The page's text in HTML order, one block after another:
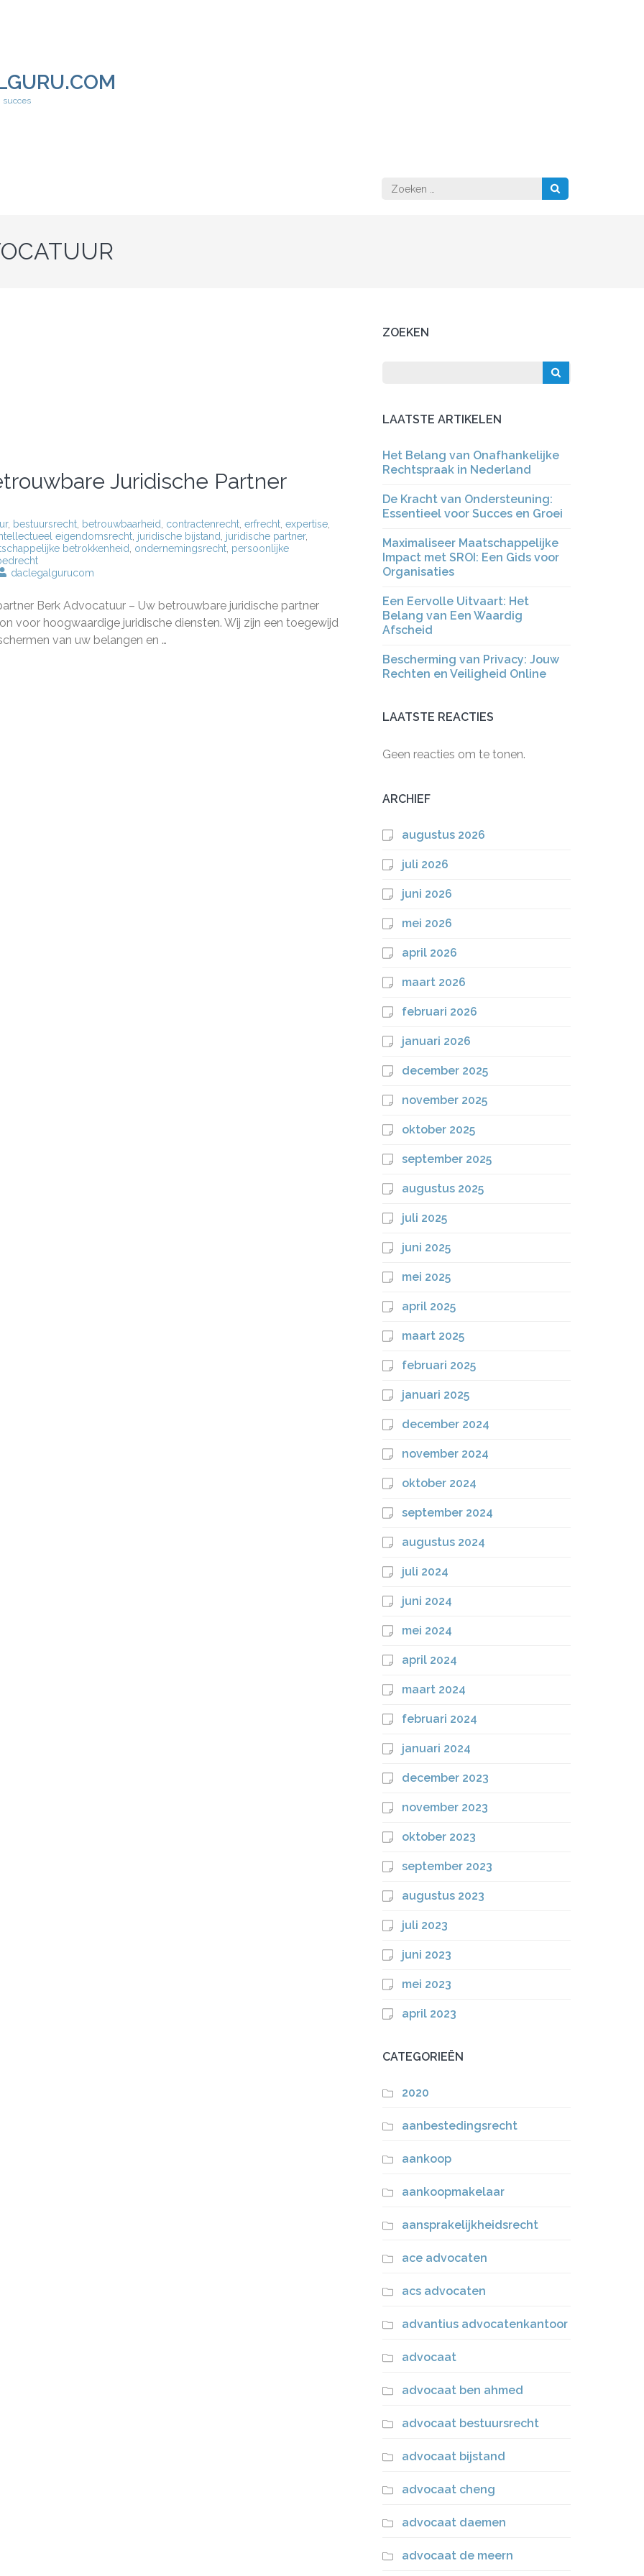
succes
Zoeken
naar:
Juridische Partner
, bestuursrecht betrouwbaarheid contractenrecht erfrecht expertise
eigendomsrecht juridische bijstand juridische partner,
betrokkenheid ondernemingsrecht persoonlijke
daclegalgurucom
Berk Advocatuur – Uw betrouwbare juridische partner
voor hoogwaardige juridische diensten. Wij zijn een toegewijd
van uw belangen en …
ZOEKEN
LAATSTE ARTIKELEN
Het Belang van Onafhankelijke
Rechtspraak in Nederland
De Kracht van Ondersteuning:
Essentieel voor Succes en Groei
Maximaliseer Maatschappelijke
Impact met SROI: Een Gids voor
Organisaties
Een Eervolle Uitvaart: Het
Belang van Een Waardig
Afscheid
Bescherming van Privacy: Jouw
Rechten en Veiligheid Online
LAATSTE REACTIES
Geen reacties om te tonen.
ARCHIEF
augustus 2026
juli 2026
juni 2026
mei 2026
april 2026
maart 2026
februari 2026
januari 2026
december 2025
november 2025
oktober 2025
september 2025
augustus 2025
juli 2025
juni 2025
mei 2025
april 2025
maart 2025
februari 2025
januari 2025
december 2024
november 2024
oktober 2024
september 2024
augustus 2024
juli 2024
juni 2024
mei 2024
april 2024
maart 2024
februari 2024
januari 2024
december 2023
november 2023
oktober 2023
september 2023
augustus 2023
juli 2023
juni 2023
mei 2023
april 2023
CATEGORIEËN
2020
aanbestedingsrecht
aankoop
aankoopmakelaar
aansprakelijkheidsrecht
ace advocaten
acs advocaten
advantius advocatenkantoor
advocaat
advocaat ben ahmed
advocaat bestuursrecht
advocaat bijstand
advocaat cheng
advocaat daemen
advocaat de meern